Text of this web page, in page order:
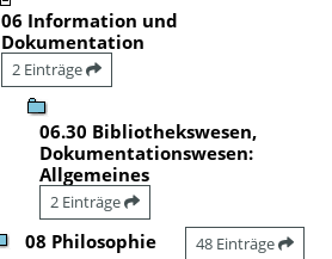
06 Information und
Dokumentation
2 Einträge
06.30 Bibliothekswesen,
Dokumentationswesen:
Allgemeines
2 Einträge
08 Philosophie 48 Einträge